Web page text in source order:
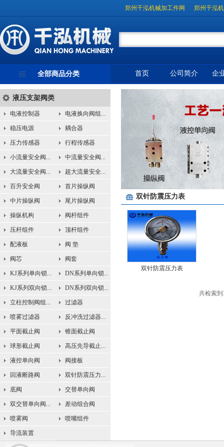
郑州千泓机械加工件网 郑州千泓
全部商品分类
液压支架阀类
电液控制器 电液换向阀组...
稳压电源 耦合器
压力传感器 行程传感器
小流量安全阀... 中流量安全阀...
大流量安全阀... 超大流量安全...
百升安全阀 首片操纵阀
中片操纵阀 尾片操纵阀
操纵机构 阀杆组件
压杆组件 顶杆组件
配液板 阀 垫
阀芯 阀套
KJ系列单向锁... DN系列单向锁...
KJ系列双向锁... DN系列双向锁...
立柱控制阀组... 过滤器
喷雾过滤器 反冲洗过滤器...
平面截止阀 锥面截止阀
球形截止阀 高压先导截止...
液控单向阀 阀接板
回液断路阀 双针防震压力...
底阀 交替单向阀
双交替单向阀... 差动组合阀
喷雾阀 喷嘴组件
导流装置
首页 公司简介 企
双针防震压力表
双针防震压力表
共检索到